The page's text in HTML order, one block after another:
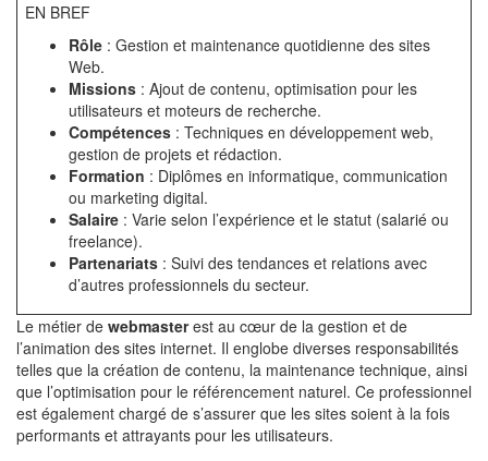
EN BREF
Rôle : Gestion et maintenance quotidienne des sites
Web.
Missions : Ajout de contenu, optimisation pour les
utilisateurs et moteurs de recherche.
Compétences : Techniques en développement web,
gestion de projets et rédaction.
Formation : Diplômes en informatique, communication
ou marketing digital.
Salaire : Varie selon l’expérience et le statut (salarié ou
freelance).
Partenariats : Suivi des tendances et relations avec
d’autres professionnels du secteur.
Le métier de webmasterest au cœur de la gestion et de
l’animation des sites internet. Il englobe diverses responsabilités
telles que la création de contenu, la maintenance technique, ainsi
que l’optimisation pour le référencement naturel. Ce professionnel
est également chargé de s’assurer que les sites soient à la fois
performants et attrayants pour les utilisateurs.